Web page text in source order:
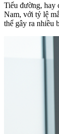
Tiểu đường, hay
Nam, với tỷ lệ
thể gây ra nhiều